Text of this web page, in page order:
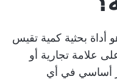
أداة بحثية كمية تقيس
علامة تجارية أو
أساسي في أي